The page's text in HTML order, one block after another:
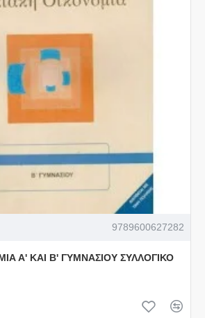
9789600627282
Α' ΚΑΙ Β' ΓΥΜΝΑΣΙΟΥ ΣΥΛΛΟΓΙΚΟ